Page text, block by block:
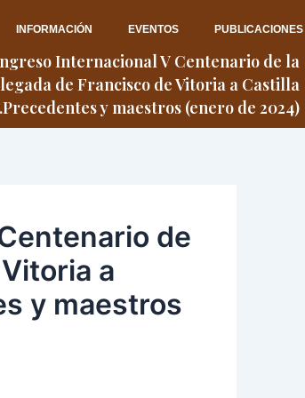
INFORMACIÓN EVENTOS PUBLICACIONES
Internacional V Centenario de la
de Francisco de Vitoria a Castilla
y maestros (enero de 2024)
de
a
y maestros